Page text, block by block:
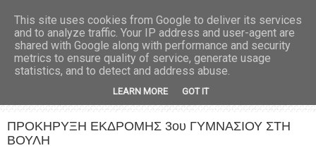
ΠΡΟΚΗΡΥΞΗ ΕΚΔΡΟΜΗΣ 3ου ΓΥΜΝΑΣΙΟΥ ΣΤΗ
ΒΟΥΛΗ
This site uses cookies from Google to deliver its services
and to analyze traffic. Your IP address and user-agent are
shared with Google along with performance and security
metrics to ensure quality of service, generate usage
statistics, and to detect and address abuse.
LEARN MORE GOT IT